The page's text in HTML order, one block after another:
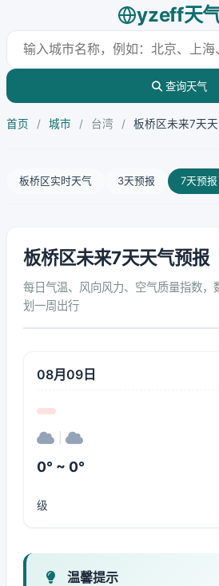
yzeff天
查询天气
首页 / 城市 / 台湾 / 板桥区未来7天
板桥区实时天气 3天预报 7天预报
板桥区未来7天天气预报
每日气温、风向风力、空气质量指数，
划一周出行
08月09日
0° ~ 0°
级
温馨提示